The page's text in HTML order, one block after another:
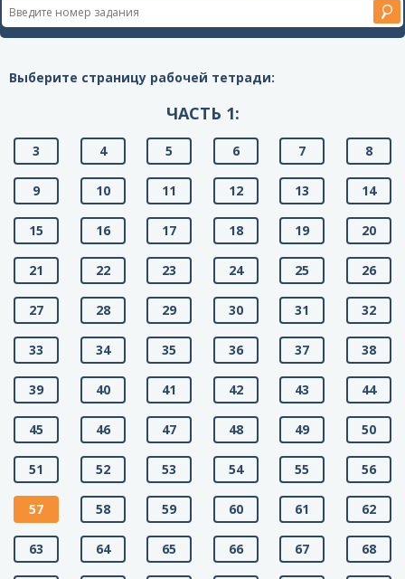
Выберите страницу рабочей тетради:
ЧАСТЬ 1:
3 4 5 6 7 8
9 10 11 12 13 14
15 16 17 18 19 20
21 22 23 24 25 26
27 28 29 30 31 32
33 34 35 36 37 38
39 40 41 42 43 44
45 46 47 48 49 50
51 52 53 54 55 56
57 58 59 60 61 62
63 64 65 66 67 68